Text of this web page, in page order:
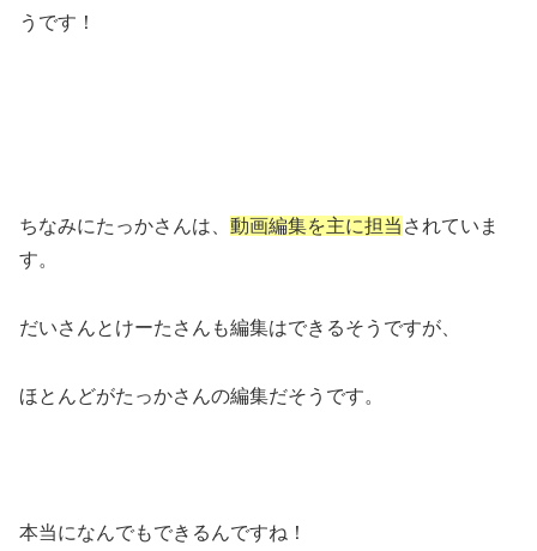
うです！
ちなみにたっかさんは、 動画編集を主に担当 されていま
す。
だいさんとけーたさんも編集はできるそうですが、
ほとんどがたっかさんの編集だそうです。
本当になんでもできるんですね！